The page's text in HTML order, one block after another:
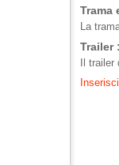
Trama
La
Trailer
Il